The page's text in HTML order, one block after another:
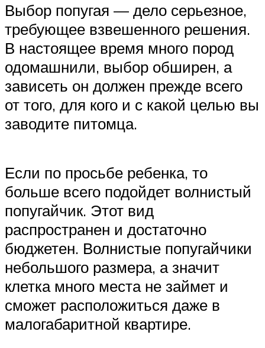
Выбор попугая — дело серьезное,
требующее взвешенного решения.
В настоящее время много пород
одомашнили, выбор обширен, а
зависеть он должен прежде всего
от того, для кого и с какой целью вы
заводите питомца.
Если по просьбе ребенка, то
больше всего подойдет волнистый
попугайчик. Этот вид
распространен и достаточно
бюджетен. Волнистые попугайчики
небольшого размера, а значит
клетка много места не займет и
сможет расположиться даже в
малогабаритной квартире.